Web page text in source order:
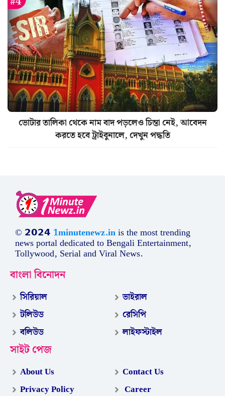
ভোটার তালিকা থেকে নাম বাদ পড়লেও চিন্তা নেই, আবেদন
করতে হবে ট্রাইবুনালে, দেখুন পদ্ধতি
© 𝟮𝟬𝟮𝟰 1minutenewz.inis the most trending
news portal dedicated to Bengali Entertainment,
Tollywood, Serial and Viral News.
বাংলা বিনোদন
সিরিয়াল
টলিউড
বলিউড
ভাইরাল
রেসিপি
লাইফস্টাইল
সাইট পেজ
About Us
Privacy Policy
Contact Us
Career